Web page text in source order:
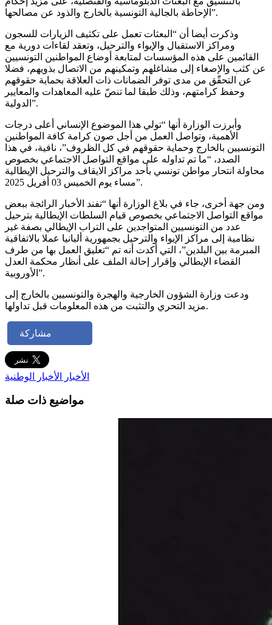
الإحاطة بالجالية التونسية بالخارج والذود عن مصالحها”.
وذكرت أيضا أن “البعثات تعمل على تكثيف الزيارات للسجون
ومراكز الاستقبال والإيواء والترحيل، وتعقد لقاءات دورية مع
القائمين على هذه المؤسسات لمتابعة أوضاع المواطنين التونسيين
عن كثب والإصغاء إلى مشاغلهم وتمكينهم من الاتصال بذويهم، فضلا
عن التحقّق من مدى توفر الضمانات ذات العلاقة بحماية حقوقهم
وحفظ كرامتهم، وذلك طبقا لما تنصّ عليه المعاهدات والمعايير
الدولية”.
وأبرزت الوزارة أنها “تولي هذا الموضوع الإنساني أعلى درجات
الأهمية، وتواصل العمل من أجل صون كرامة كافة المواطنين
التونسيين بالخارج وحماية حقوقهم في كل الظروف”، نافية، في هذا
الصدد، “ما تم تداوله على مواقع التواصل الاجتماعي بخصوص
محاولة انتحار مواطن تونسي بأحد مراكز الايقاف والترحيل الإيطالية
مساء يوم الخميس 03 أفريل 2025”.
ومن جهة أخرى، جاء في بلاغ الوزارة أنها “تفند الأخبار الرائجة ببعض
مواقع التواصل الاجتماعي بخصوص قيام السلطات الإيطالية بترحيل
عدد من التونسيين المتواجدين على التراب الإيطالي بصفة غير
نظامية إلى مراكز الإيواء والترحيل بجمهورية ألبانيا عملا بالاتفاقية
المبرمة بين البلدين”، التي أكدت أنه تم “تعليق العمل بها من طرف
القضاء الإيطالي وإقرار إحالة الملف على أنظار محكمة العدل
الأوروبية”.
ودعت وزارة الشؤون الخارجية والهجرة والتونسيين بالخارج إلى
مزيد التحري والتثبت من هذه المعلومات قبل تداولها.
مشاركة
الأخبار الأخبار الوطنية
مواضيع ذات صلة